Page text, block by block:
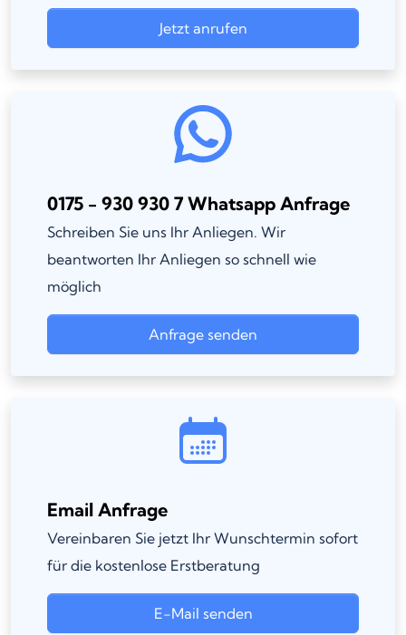
Jetzt anrufen
0175 - 930 930 7 Whatsapp Anfrage
Schreiben Sie uns Ihr Anliegen. Wir
beantworten Ihr Anliegen so schnell wie
möglich
Anfrage senden
Email Anfrage
Vereinbaren Sie jetzt Ihr Wunschtermin sofort
für die kostenlose Erstberatung
E-Mail senden